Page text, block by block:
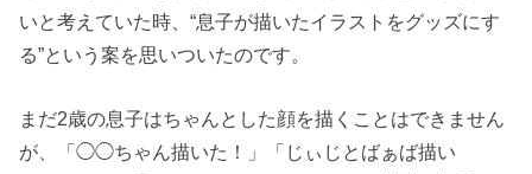
いと考えていた時、“息子が描いたイラストをグッズにす
る”という案を思いついたのです。
まだ2歳の息子はちゃんとした顔を描くことはできません
が、「◯◯ちゃん描いた！」「じぃじとばぁば描い